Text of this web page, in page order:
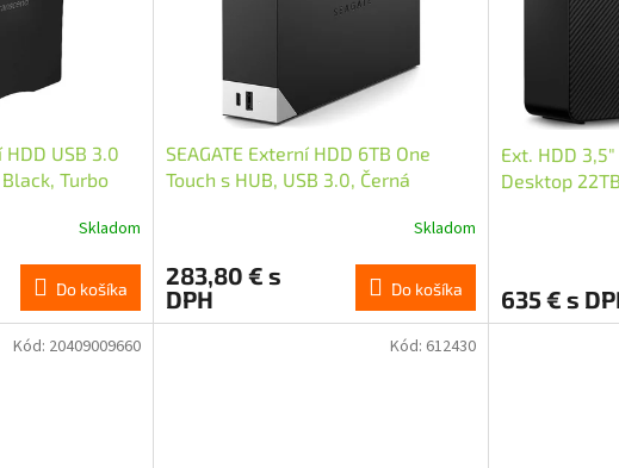
HDD USB 3.0
Turbo
Skladom
Do košíka
SEAGATE Externí HDD 6TB One
Touch s HUB, USB 3.0, Černá
Skladom
283,80 € s
DPH
Do košíka
Ext. HDD
Desktop 22TB
635 € s
Kód: 20409009660 Kód: 612430